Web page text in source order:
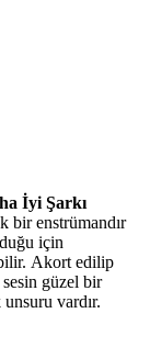
İyi Şarkı
bir enstrümandır
için
Akort edilip
güzel bir
vardır.